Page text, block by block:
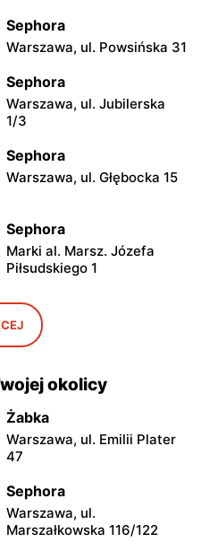
Sephora
Warszawa, ul. Powsińska 31
Sephora
Warszawa, ul. Jubilerska
1/3
Sephora
Warszawa, ul. Głębocka 15
Sephora
Marki al. Marsz. Józefa
Piłsudskiego 1
Sephora
Łomianki, ul. Brukowa 25
Sephora
Płock, ul. Wyszogrodzka
127
Sephora
Piłsudskiego 94
Sephora
okolicy
Żabka
Warszawa, ul. Emilii Plater
47
Sephora
Warszawa, ul.
Marszałkowska 116/122